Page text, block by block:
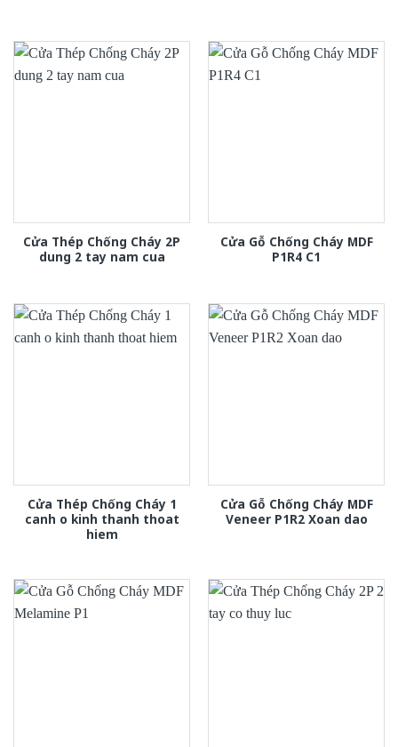
Cửa Thép Chống Cháy 2P
dung 2 tay nam cua
Cửa Gỗ Chống Cháy MDF
P1R4 C1
Cửa Thép Chống Cháy 1
canh o kinh thanh thoat
hiem
Cửa Gỗ Chống Cháy MDF
Veneer P1R2 Xoan dao